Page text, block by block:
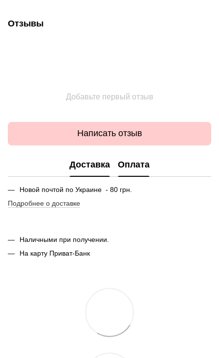
Отзывы
Добавьте первый отзыв
Написать отзыв
Доставка Оплата
Новой почтой по Украине - 80 грн.
Подробнее о доставке
Наличными при получении.
На карту Приват-Банк